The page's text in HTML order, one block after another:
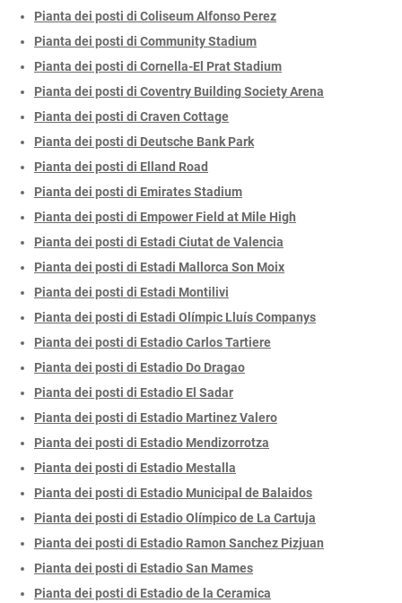
Pianta dei posti di Coliseum Alfonso Perez
Pianta dei posti di Community Stadium
Pianta dei posti di Cornella-El Prat Stadium
Pianta dei posti di Coventry Building Society Arena
Pianta dei posti di Craven Cottage
Pianta dei posti di Deutsche Bank Park
Pianta dei posti di Elland Road
Pianta dei posti di Emirates Stadium
Pianta dei posti di Empower Field at Mile High
Pianta dei posti di Estadi Ciutat de Valencia
Pianta dei posti di Estadi Mallorca Son Moix
Pianta dei posti di Estadi Montilivi
Pianta dei posti di Estadi Olímpic Lluís Companys
Pianta dei posti di Estadio Carlos Tartiere
Pianta dei posti di Estadio Do Dragao
Pianta dei posti di Estadio El Sadar
Pianta dei posti di Estadio Martinez Valero
Pianta dei posti di Estadio Mendizorrotza
Pianta dei posti di Estadio Mestalla
Pianta dei posti di Estadio Municipal de Balaidos
Pianta dei posti di Estadio Olímpico de La Cartuja
Pianta dei posti di Estadio Ramon Sanchez Pizjuan
Pianta dei posti di Estadio San Mames
Pianta dei posti di Estadio de la Ceramica